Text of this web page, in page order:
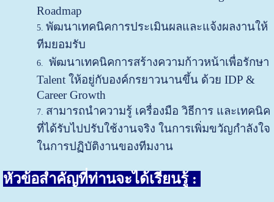
Roadmap
พัฒนาเทคนิคการประเมินผลและแจ้งผลงานให้
ทีมยอมรับ
พัฒนาเทคนิคการสร้างความก้าวหน้าเพื่อรักษา
Talent ให้อยู่กับองค์กรยาวนานขึ้น ด้วย IDP &
Career Growth
สามารถนำความรู้ เครื่องมือ วิธีการ และเทคนิค
ที่ได้รับไปปรับใช้งานจริง ในการเพิ่มขวัญกำลังใจ
ในการปฏิบัติงานของทีมงาน
หัวข้อสำคัญที่ท่านจะได้เรียนรู้ :